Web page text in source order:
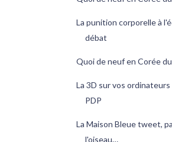
La punition corporelle à
débat
Quoi de neuf en Corée du
La 3D sur vos ordinateurs
PDP
La Maison Bleue tweet,
l'oiseau…